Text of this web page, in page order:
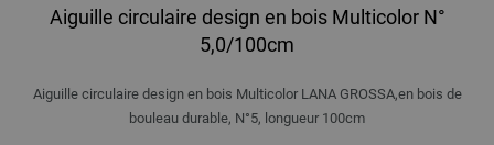
Aiguille circulaire design en bois Multicolor N°
5,0/100cm
Aiguille circulaire design en bois Multicolor LANA GROSSA,en bois de
bouleau durable, N°5, longueur 100cm